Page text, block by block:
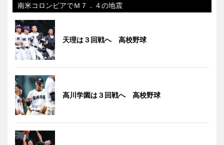
南米コロンビアでＭ７．４の地震
天理は３回戦へ 高校野球
高川学園は３回戦へ 高校野球